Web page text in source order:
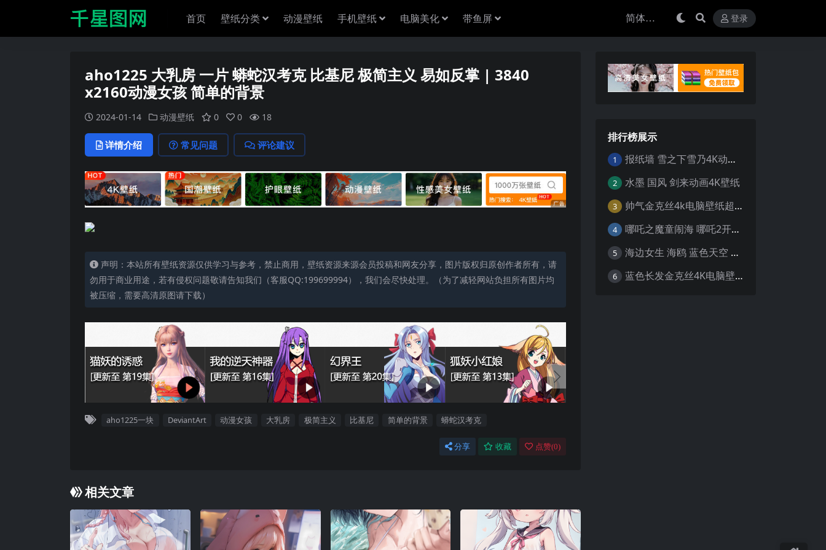
首页 壁纸分类 动漫壁纸 手机壁纸 电脑美化 带鱼屏 登录
aho1225 大乳房 一片 蟒蛇汉考克 比基尼 极简主义 易如反掌 | 3840
x2160动漫女孩 简单的背景
2024-01-14 动漫壁纸 0 0 18
详情介绍 常见问题 评论建议
声明：本站所有壁纸资源仅供学习与参考，禁止商用，壁纸资源来源会员投稿和网友分享，图片版权归原创作者所有，请
勿用于商业用途，若有侵权问题敬请告知我们（客服QQ:199699994），我们会尽快处理。（为了减轻网站负担所有图片均
被压缩，需要高清原图请下载）
aho1225一块 DeviantArt 动漫女孩 大乳房 极简主义 比基尼 简单的背景 蟒蛇汉考克
分享 收藏 点赞(0)
相关文章
排行榜展示
1 报纸墙 雪之下雪乃4K动漫壁纸
2 水墨 国风 剑来动画4K壁纸
3 帅气金克丝4k电脑壁纸超清
4 哪吒之魔童闹海 哪吒2开场4K壁纸
5 海边女生 海鸥 蓝色天空 4K壁纸
6 蓝色长发金克丝4K电脑壁纸